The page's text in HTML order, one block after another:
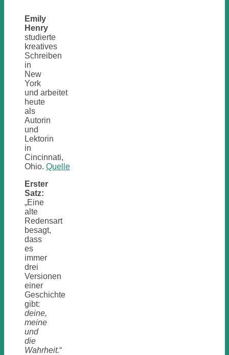
Emily
Henry
studierte
kreatives
Schreiben
in
New
York
und arbeitet
heute
als
Autorin
und
Lektorin
in
Cincinnati,
Ohio. Quelle
Erster
Satz:
„Eine
alte
Redensart
besagt,
dass
es
immer
drei
Versionen
einer
Geschichte
gibt:
deine,
meine
und
die
Wahrheit.“